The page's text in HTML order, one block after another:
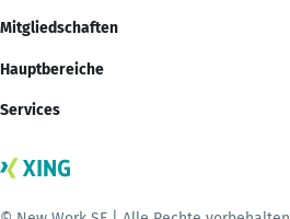
Mitgliedschaften
Hauptbereiche
Services